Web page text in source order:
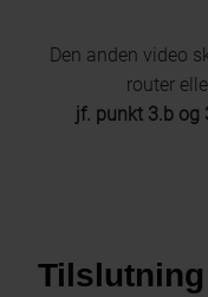
Den anden video
router
jf. punkt 3.b og